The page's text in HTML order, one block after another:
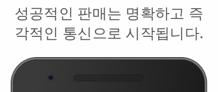
성공적인 판매는 명확하고 즉
각적인 통신으로 시작됩니다.